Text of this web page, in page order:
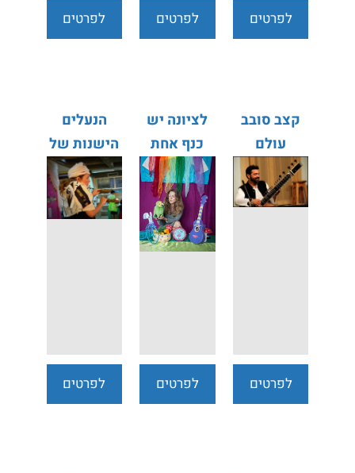
לפרטים
לפרטים
לפרטים
קצב סובב
עולם
לפרטים
לציונה יש
כנף אחת
בהשראת
הספר מאת
נועם חורב
לפרטים
הנעלים
הישנות של
אדון
מינאסה
בהשראת
לפרטים